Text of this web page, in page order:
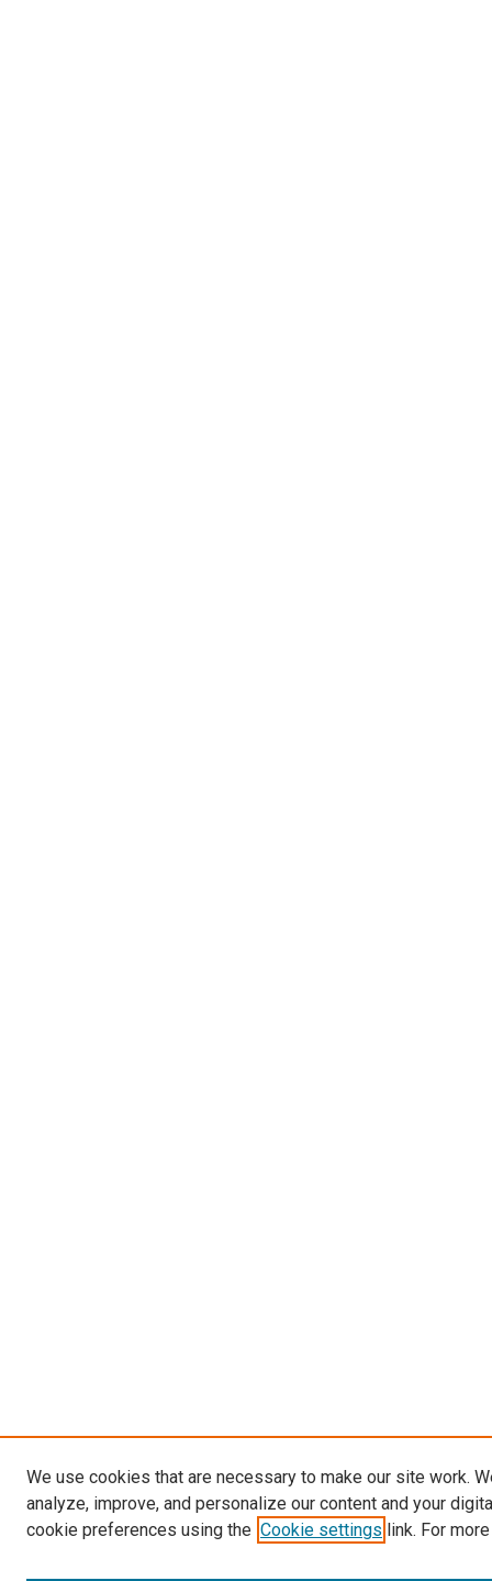
We use cookies that are necessary to make our site work.
analyze, improve, and personalize our content and your
cookie preferences using the Cookie settings link. For